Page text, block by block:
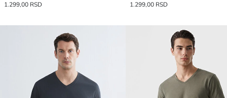
1.299,00 RSD
1.299,00 RSD